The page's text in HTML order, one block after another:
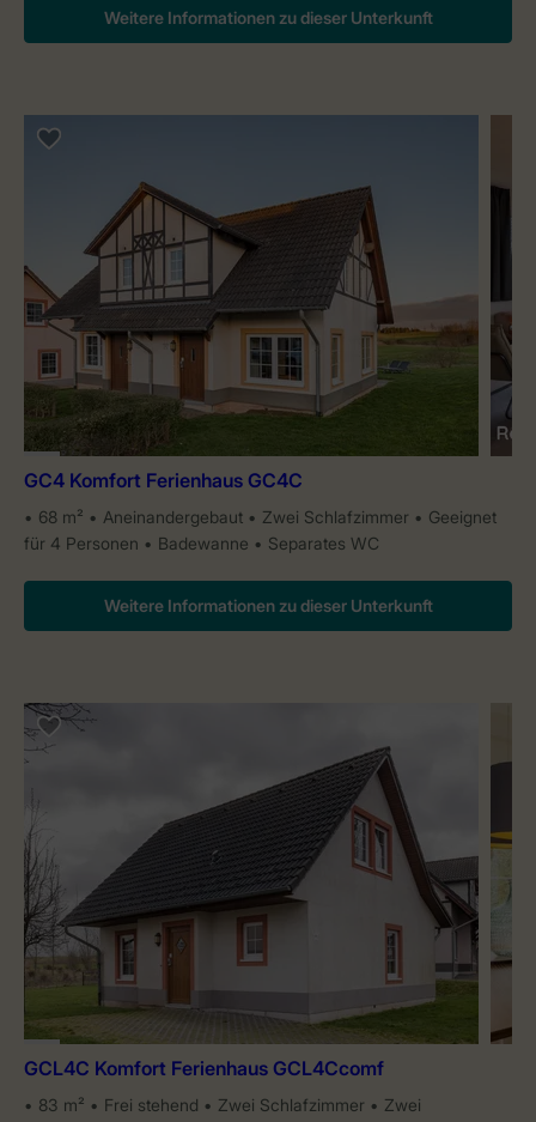
Weitere Informationen zu dieser Unterkunft
GC4 Komfort Ferienhaus GC4C
68 m² Aneinandergebaut Zwei Schlafzimmer
Geeignet
für 4 Personen
Badewanne Separates WC
Weitere Informationen zu dieser Unterkunft
GCL4C Komfort Ferienhaus GCL4Ccomf
83 m² Frei stehend Zwei Schlafzimmer
Zwei